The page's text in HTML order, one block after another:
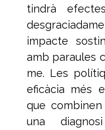
tindrà
impacte
amb paraules
me. Les
eficàcia més
que
una